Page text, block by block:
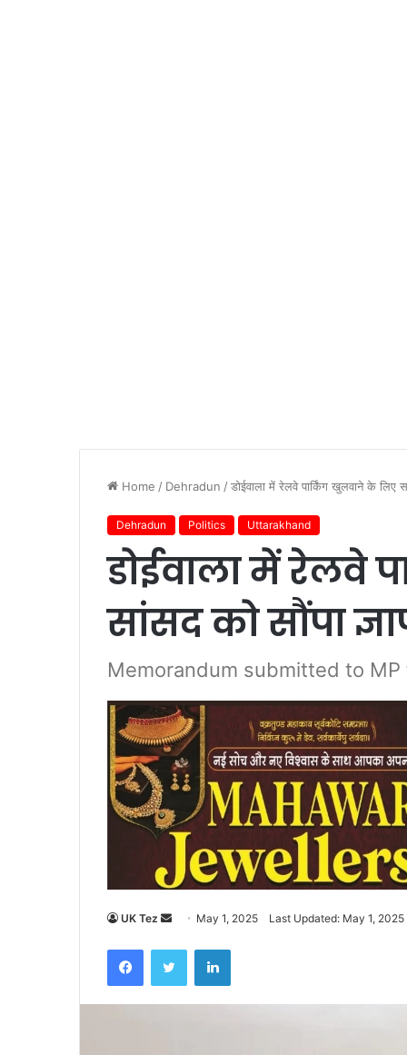
Home / Dehradun /डोईवाला में रेलवे पार्किंग खुलवाने के लिए
Dehradun Politics Uttarakhand
डोईवाला में रेलवे
सांसद को सौंपा
Memorandum submitted to
UK Tez
n
d
a
May 1, 2025 Last Updated: May 1, 2025